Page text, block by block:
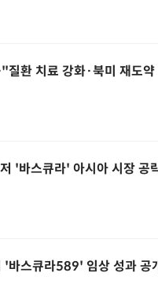
환 치료 강화·북미 재도
'바스큐라' 아시아 시장 공
바스큐라589' 임상 성과 공